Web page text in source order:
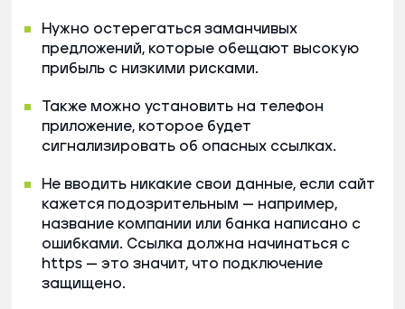
Нужно остерегаться заманчивых
предложений, которые обещают высокую
прибыль с низкими рисками.
Также можно установить на телефон
приложение, которое будет
сигнализировать об опасных ссылках.
Не вводить никакие свои данные, если сайт
кажется подозрительным — например,
название компании или банка написано с
ошибками. Ссылка должна начинаться с
https — это значит, что подключение
защищено.